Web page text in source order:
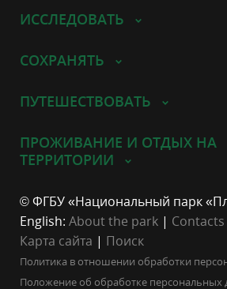
ИССЛЕДОВАТЬ
СОХРАНЯТЬ
ПУТЕШЕСТВОВАТЬ
ПРОЖИВАНИЕ И ОТДЫХ НА
ТЕРРИТОРИИ
© ФГБУ «Национальный парк
English: About the park | Contacts
Карта сайта | Поиск
Политика в отношении обработки
Положение об обработке персональных